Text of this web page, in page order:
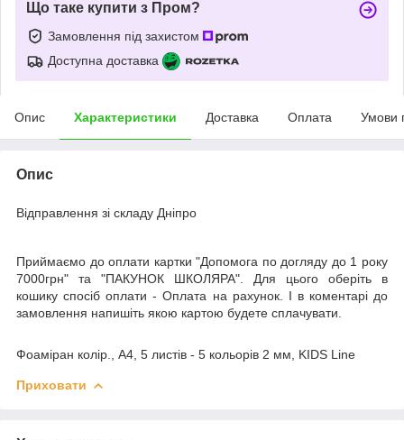
Що таке купити з Пром?
Замовлення під захистом
Доступна доставка
Опис Характеристики Доставка Оплата Умови
Опис
Відправлення зі складу Дніпро
Приймаємо до оплати картки "Допомога по догляду до 1 року
7000грн" та "ПАКУНОК ШКОЛЯРА". Для цього оберіть в
кошику спосіб оплати - Оплата на рахунок. І в коментарі до
замовлення напишіть якою картою будете сплачувати.
Фоаміран колір., А4, 5 листів - 5 кольорів 2 мм, KIDS Line
Приховати